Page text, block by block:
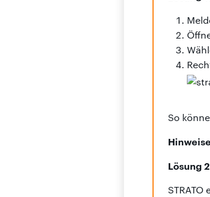
So
Lösung